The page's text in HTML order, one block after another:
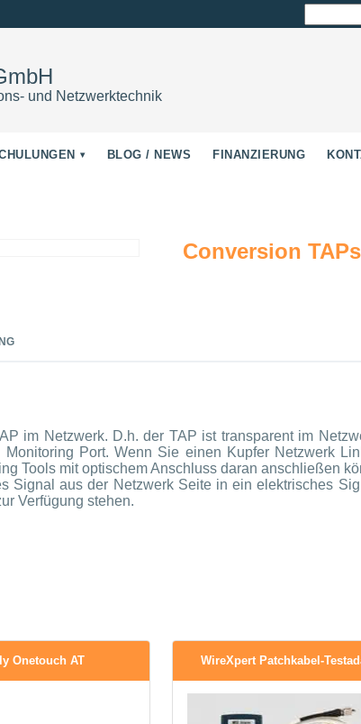
nach:
und Netzwerktechnik
BLOG / NEWS FINANZIERUNG
Conversion TAPs
im Netzwerk. D.h. der TAP ist transparent im
Port. Wenn Sie einen Kupfer Netzwerk
Tools mit optischem Anschluss daran anschließen
Signal aus der Netzwerk Seite in ein elektrisches
Verfügung stehen.
Onetouch AT WireXpert Patchkabel-